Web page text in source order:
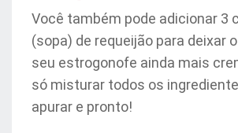
Você também pode adicionar 3
(sopa) de requeijão para deixar
seu estrogonofe ainda mais
só misturar todos os
apurar e pronto!